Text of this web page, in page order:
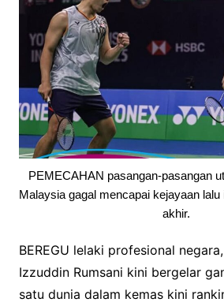
PEMECAHAN pasangan-pasangan
Malaysia gagal mencapai kejayaan
akhir.
BEREGU lelaki profesional
Izzuddin Rumsani kini bergelar
satu dunia dalam kemas kini